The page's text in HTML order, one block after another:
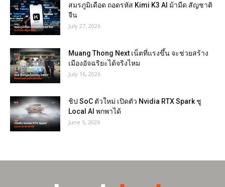
สมรภูมิเดือด ถอดรหัส Kimi K3 AI ม้ามืด สัญชาติ
จีน
July 27, 2026
Muang Thong Next เน็ตที่แรงขึ้น จะช่วยสร้าง
เมืองอัจฉริยะได้จริงไหม
July 16, 2026
ชิป SoC ตัวใหม่ เปิดตัว Nvidia RTX Spark ชู
Local AI พกพาได้
June 5, 2026